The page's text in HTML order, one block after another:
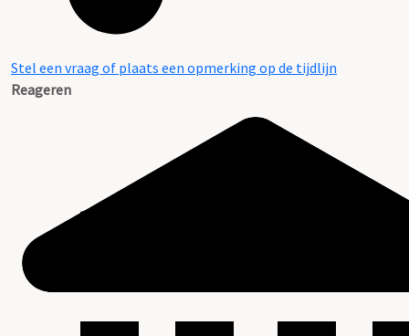
Stel een vraag of plaats een opmerking op de tijdlijn
Reageren